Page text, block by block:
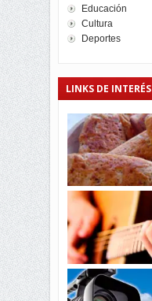
Educación
Cultura
Deportes
LINKS DE INTERÉS